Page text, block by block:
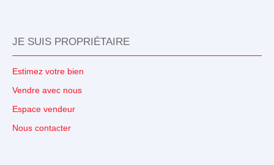
JE SUIS PROPRIÉTAIRE
Estimez votre bien
Vendre avec nous
Espace vendeur
Nous contacter